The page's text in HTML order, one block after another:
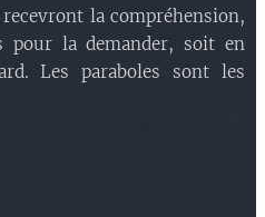
la compréhension,
pour la demander, soit en
Les paraboles sont les